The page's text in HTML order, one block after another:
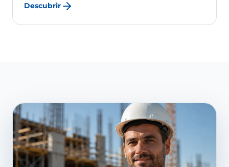
Descubrir